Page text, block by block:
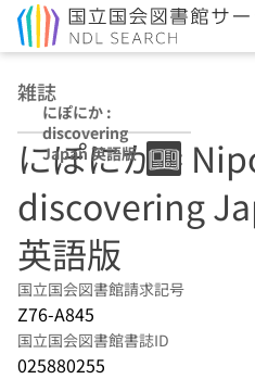
雑誌
にぽにか :
discovering
Japan 英語版
にぽにか =
discovering
英語版
国立国会図書館請求記号
Z76-A845
国立国会図書館書誌ID
025880255